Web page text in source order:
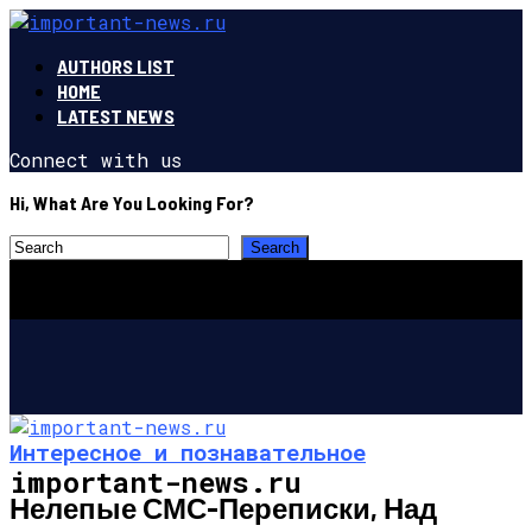
AUTHORS LIST
HOME
LATEST NEWS
Connect with us
Hi, What Are You Looking For?
important-news.ru
Интересное и познавательное
Нелепые СМС-Переписки, Над